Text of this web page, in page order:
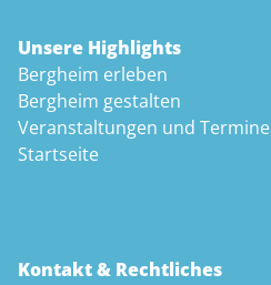
Unsere Highlights
Bergheim erleben
Bergheim gestalten
Veranstaltungen und Termine
Startseite
Kontakt & Rechtliches